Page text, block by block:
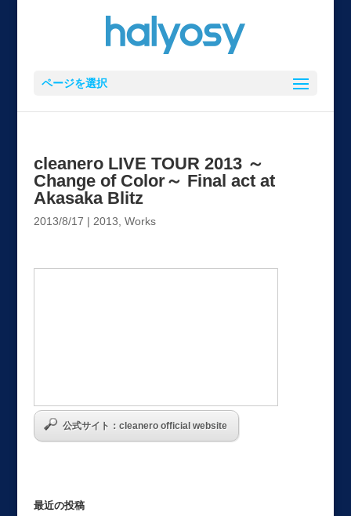
ページを選択
cleanero LIVE TOUR 2013 ～
Change of Color～ Final act at
Akasaka Blitz
2013/8/17 | 2013 Works
公式サイト：cleanero official website
最近の投稿